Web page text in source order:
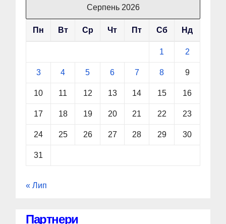
Серпень 2026
Пн Вт Ср Чт Пт Сб Нд
1 2
3 4 5 6 7 8 9
10 11 12 13 14 15 16
17 18 19 20 21 22 23
24 25 26 27 28 29 30
31
« Лип
Партнери